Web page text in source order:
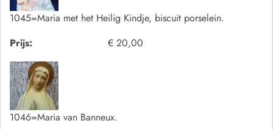
1045=Maria met het Heilig Kindje, biscuit porselein.
Prijs:
€ 20,00
1046=Maria van Banneux.